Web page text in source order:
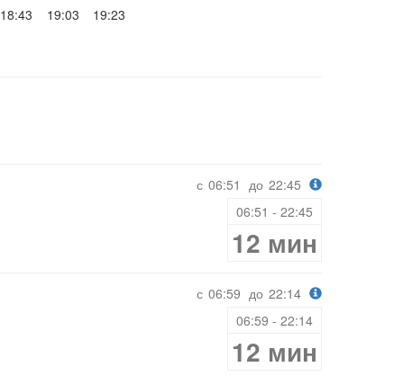
18:43 19:03 19:23
с 06:51 до 22:45
06:51 - 22:45
12 мин
с 06:59 до 22:14
06:59 - 22:14
12 мин